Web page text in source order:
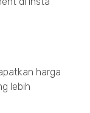
harga
lebih